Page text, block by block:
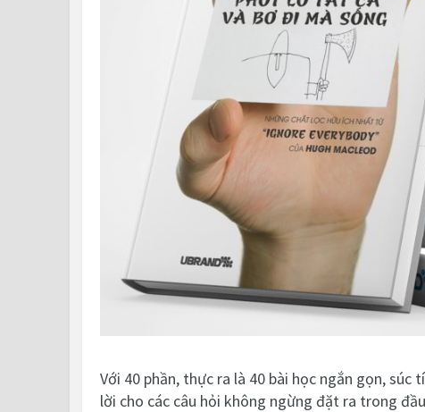
Với 40 phần, thực ra là 40 bài học ngắn gọn, súc
lời cho các câu hỏi không ngừng đặt ra trong